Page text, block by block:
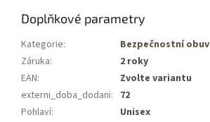
Doplňkové parametry
Kategorie:
Bezpečnostní obuv
Záruka:
2 roky
EAN:
Zvolte variantu
externi_doba_dodani: 72
Pohlaví: Unisex